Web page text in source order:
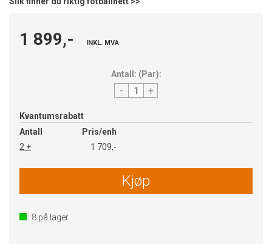
1 899,- INKL. MVA
Antall: (Par):
- +
Kvantumsrabatt
Antall
Pris/enh
2 +
1 709,-
Kjøp
8 på lager